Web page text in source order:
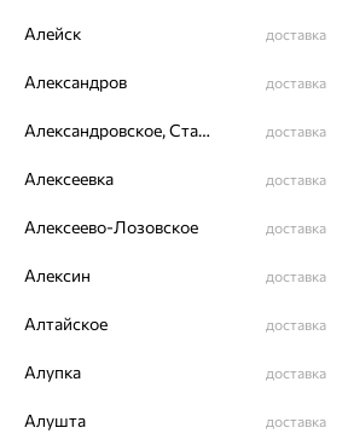
Купить
с помощью
Нужна помощь
Описание
Вид изделия:
Металл:
Проба:585
Алейск доставка
Александров доставка
Александровское, Ставропольский край доставка
Алексеевка доставка
Алексеево-Лозовское доставка
Алексин доставка
Алтайское доставка
Алупка доставка
Алушта доставка